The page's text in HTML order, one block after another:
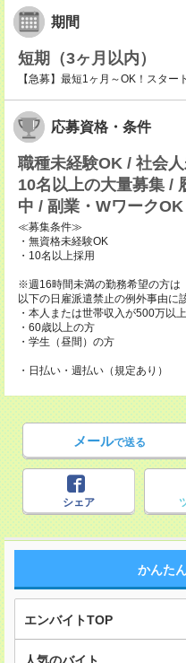
期間
短期（3ヶ月以内）
【急募】最短1ヶ月～OK！スター
応募資格・条件
職種未経験OK / 社会
10名以上の大量募集 /
中 / 副業・Wワーク
≪募集条件≫
・無資格未経験OK
・10名以上採用
※週16時間未満の勤務希望の方は
以下の日雇派遣禁止の例外事由に
・本人または世帯収入が500万以
・60歳以上の方
・学生（昼間）の方
・日払い・週払い（規定あり）
メールで送る
シェア
かんた
エンバイトTOP